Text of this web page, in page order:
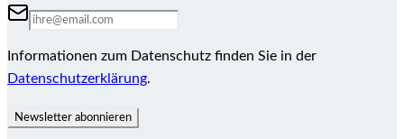
Informationen zum Datenschutz finden Sie in der
Datenschutzerklärung.
Newsletter abonnieren